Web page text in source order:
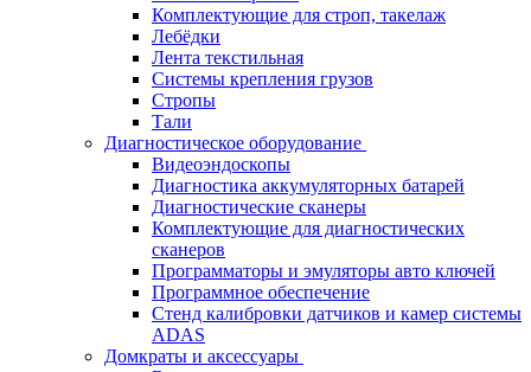
Комплектующие для строп, такелаж
Лебёдки
Лента текстильная
Системы крепления грузов
Стропы
Тали
Диагностическое оборудование
Видеоэндоскопы
Диагностика аккумуляторных батарей
Диагностические сканеры
Комплектующие для диагностических
сканеров
Программаторы и эмуляторы авто ключей
Программное обеспечение
Стенд калибровки датчиков и камер системы
ADAS
Домкраты и аксессуары